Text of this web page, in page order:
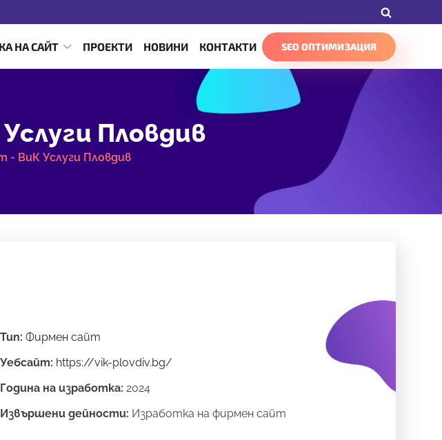
НА САЙТ ПРОЕКТИ НОВИНИ КОНТАКТИ SEO ОПТИМИЗАЦИЯ
Пловдив
- ВиК Услуги Пловдив
Тип: Фирмен сайт
Уебсайт: https://vik-plovdiv.bg/
Година на изработка: 2024
Извършени дейности: Изработка на фирмен сайт